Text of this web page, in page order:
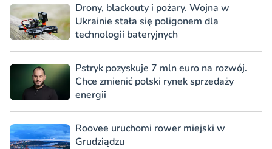
Drony, blackouty i pożary. Wojna w
Ukrainie stała się poligonem dla
technologii bateryjnych
Pstryk pozyskuje 7 mln euro na rozwój.
Chce zmienić polski rynek sprzedaży
energii
Roovee uruchomi rower miejski w
Grudziądzu